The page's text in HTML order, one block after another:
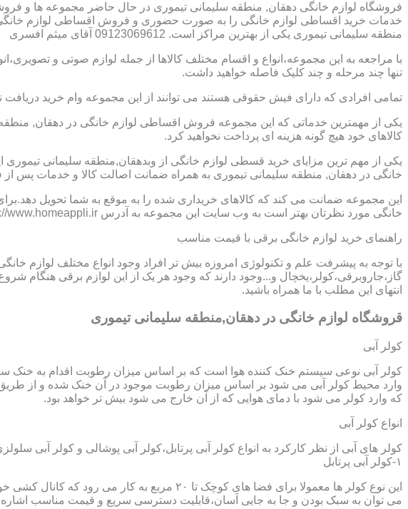
فروشگاه لوازم خانگی دهقان, منطقه سلیمانی تیموری در حال حاضر مجموعه ها و
خدمات خرید اقساطی لوازم خانگی را به صورت حضوری و فروش اقساطی لوازم خانگی
منطقه سلیمانی تیموری یکی از بهترین مراکز است. 09123069612 آقای میثم افسری
با مراجعه به این مجموعه،انواع و اقسام مختلف کالاها از جمله لوازم صوتی و
تنها چند مرحله و چند کلیک فاصله خواهید داشت.
تمامی افرادی که دارای فیش حقوقی هستند می توانند از این مجموعه وام خرید
یکی از مهمترین خدماتی که این مجموعه فروش اقساطی لوازم خانگی در دهقان,
کالاهای خود هیچ گونه هزینه ای پرداخت نخواهید کرد.
یکی از مهم ترین مزایای خرید قسطی لوازم خانگی از وبدهقان,منطقه سلیمانی
خانگی در دهقان, منطقه سلیمانی تیموری به همراه ضمانت اصالت کالا و خدمات پس از
این مجموعه ضمانت می کند که کالاهای خریداری شده را به موقع به شما تحویل
خانگی مورد نظرتان بهتر است به وب سایت این مجموعه به آدرس https://www.homeappli.ir سر بزنید.
راهنمای خرید لوازم خانگی برقی با قیمت مناسب
با توجه به پیشرفت علم و تکنولوژی امروزه بیش تر افراد وجود انواع مختلف لوازم
گاز،جاروبرقی،کولر،یخچال و...وجود دارند که وجود هر یک از این لوازم برقی
انتهای این مطلب با ما همراه باشید.
قروشگاه لوازم خانگی در دهقان,منطقه سلیمانی تیموری
کولر آبی
کولر آبی نوعی سیستم خنک کننده هوا است که بر اساس میزان رطوبت اقدام به
وارد محیط کولر آبی می شود بر اساس میزان رطوبت موجود در آن خنک شده و از
که وارد کولر می شود با دمای هوایی که از آن خارج می شود بیش تر خواهد بود.
انواع کولر آبی
کولر های آبی از نظر کارکرد به انواع کولر آبی پرتابل،کولر آبی پوشالی و کولر آبی
۱-کولر آبی پرتابل
این نوع کولر ها معمولا برای فضا های کوچک تا
می توان به سبک بودن و جا به جایی آسان،قابلیت دسترسی سریع و قیمت مناسب اشاره